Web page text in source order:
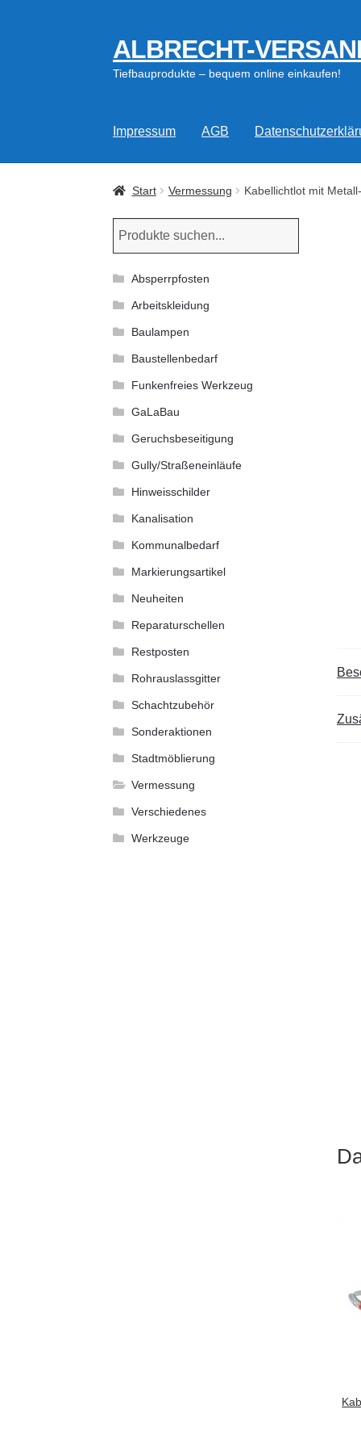
Zur
Navigation
springen
Zum
Inhalt
springen
ALBRECHT-
Tiefbauprodukte – bequem online einkaufen!
Impressum AGB
Start Vermessung Kabellichtlot mit
Absperrpfosten
Arbeitskleidung
Baulampen
Baustellenbedarf
Funkenfreies Werkzeug
GaLaBau
Geruchsbeseitigung
Gully/Straßeneinläufe
Hinweisschilder
Kanalisation
Kommunalbedarf
Markierungsartikel
Neuheiten
Reparaturschellen
Restposten
Rohrauslassgitter
Schachtzubehör
Sonderaktionen
Stadtmöblierung
Vermessung
Verschiedenes
Werkzeuge